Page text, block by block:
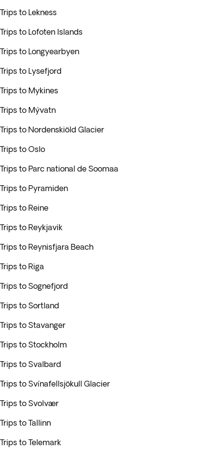
Trips to Lekness
Trips to Lofoten Islands
Trips to Longyearbyen
Trips to Lysefjord
Trips to Mykines
Trips to Mývatn
Trips to Nordenskiöld Glacier
Trips to Oslo
Trips to Parc national de Soomaa
Trips to Pyramiden
Trips to Reine
Trips to Reykjavik
Trips to Reynisfjara Beach
Trips to Riga
Trips to Sognefjord
Trips to Sortland
Trips to Stavanger
Trips to Stockholm
Trips to Svalbard
Trips to Svínafellsjökull Glacier
Trips to Svolvær
Trips to Tallinn
Trips to Telemark